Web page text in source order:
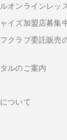
オンラインレッ
イズ加盟店募集
クラブ委託販売
ルのご案内
ついて